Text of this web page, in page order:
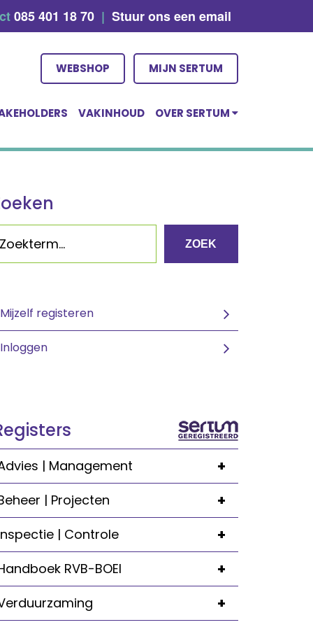
085 401 18 70 | Stuur ons een email
WEBSHOP MIJN SERTUM
VAKINHOUD OVER SERTUM
ZOEK
Mijzelf registeren
Inloggen
+
| Management
+
| Projecten
+
| Controle
+
RVB-BOEI
+